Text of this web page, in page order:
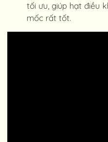
tối ưu, giúp hạt điều
mốc rất tốt.